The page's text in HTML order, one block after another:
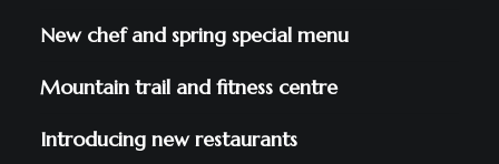
New chef and spring special menu
Mountain trail and fitness centre
Introducing new restaurants